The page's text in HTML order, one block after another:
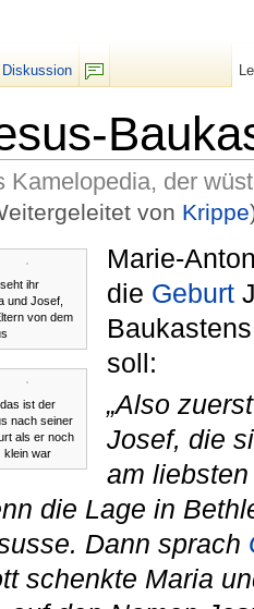
Kamelopedia, der
von Krippe
ihr
und Josef,
von dem
ist der
nach seiner
als er noch
klein war
Marie-
die Geburt
soll:
„Also
Josef, die
am
die Lage in
Dann sprach
schenkte Maria
Diskussion